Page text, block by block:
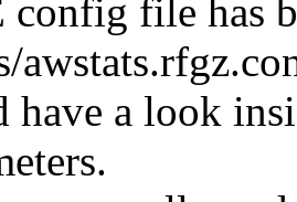
file has
have a look